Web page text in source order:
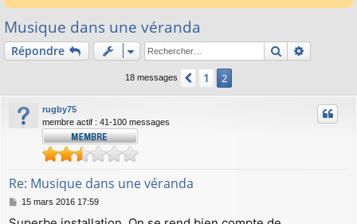
Musique dans une véranda
Répondre Rechercher
18 messages Précédent
1 2
rugby75
membre actif : 41-100 messages
Re: Musique dans une véranda
M15 mars 2016 17:59